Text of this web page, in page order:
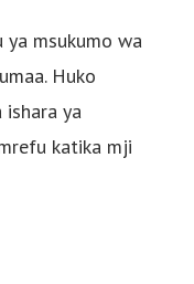
ya msukumo wa
Huko
ishara ya
katika mji